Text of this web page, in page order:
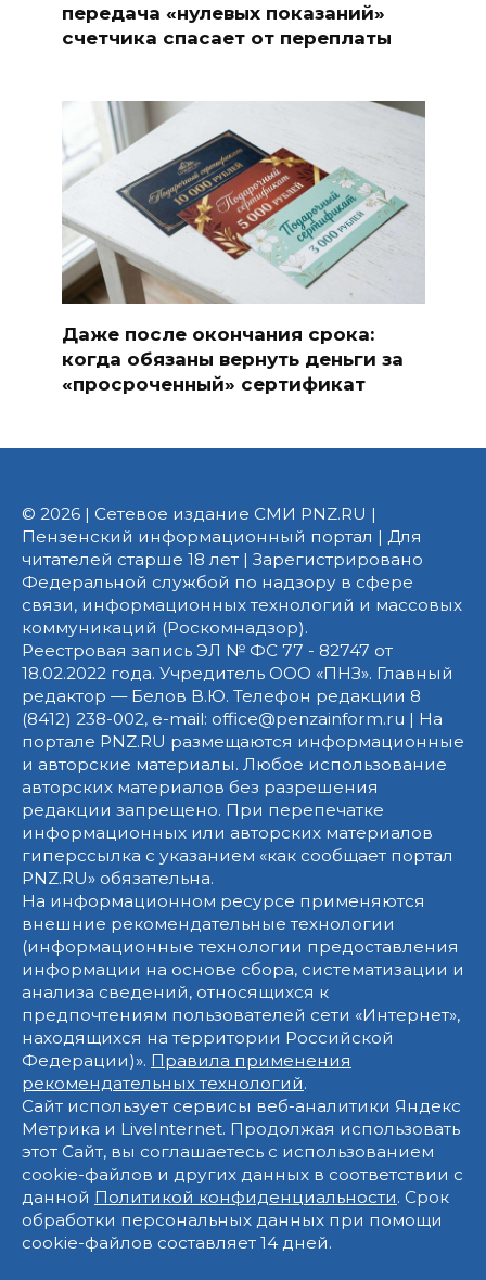
передача «нулевых показаний»
счетчика спасает от переплаты
Даже после окончания срока:
когда обязаны вернуть деньги за
«просроченный» сертификат
© 2026 | Сетевое издание СМИ PNZ.RU |
Пензенский информационный портал | Для
читателей старше 18 лет | Зарегистрировано
Федеральной службой по надзору в сфере
связи, информационных технологий и массовых
коммуникаций (Роскомнадзор).
Реестровая запись ЭЛ № ФС 77 - 82747 от
18.02.2022 года. Учредитель ООО «ПНЗ». Главный
редактор — Белов В.Ю. Телефон редакции 8
(8412) 238-002, e-mail: office@penzainform.ru | На
портале PNZ.RU размещаются информационные
и авторские материалы. Любое использование
авторских материалов без разрешения
редакции запрещено. При перепечатке
информационных или авторских материалов
гиперссылка с указанием «как сообщает портал
PNZ.RU» обязательна.
На информационном ресурсе применяются
внешние рекомендательные технологии
(информационные технологии предоставления
информации на основе сбора, систематизации и
анализа сведений, относящихся к
предпочтениям пользователей сети «Интернет»,
находящихся на территории Российской
Федерации)». Правила применения
рекомендательных технологий.
Сайт использует сервисы веб-аналитики Яндекс
Метрика и LiveInternet. Продолжая использовать
этот Сайт, вы соглашаетесь с использованием
cookie-файлов и других данных в соответствии с
данной Политикой конфиденциальности. Срок
обработки персональных данных при помощи
cookie-файлов составляет 14 дней.